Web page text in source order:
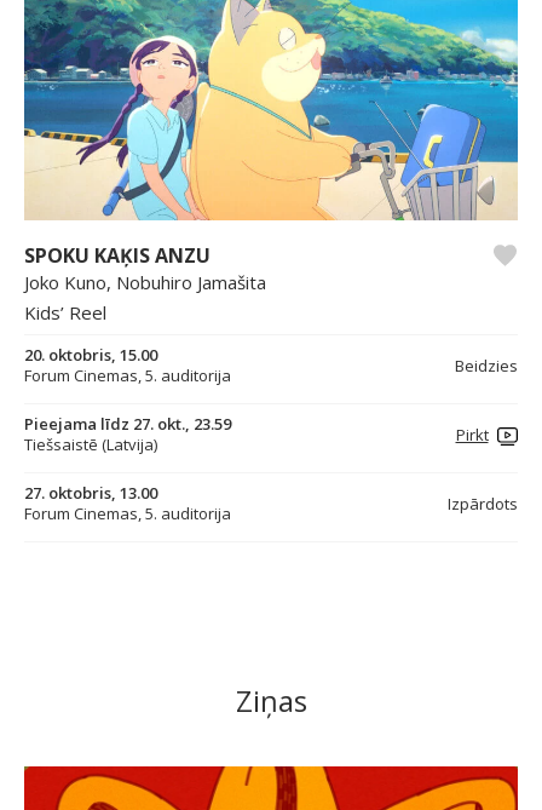
SPOKU KAĶIS ANZU
Joko Kuno, Nobuhiro Jamašita
Kids’ Reel
20. oktobris, 15.00
Forum Cinemas, 5. auditorija
Beidzies
Pieejama līdz 27. okt., 23.59
Tiešsaistē (Latvija)
Pirkt
27. oktobris, 13.00
Forum Cinemas, 5. auditorija
Izpārdots
Ziņas